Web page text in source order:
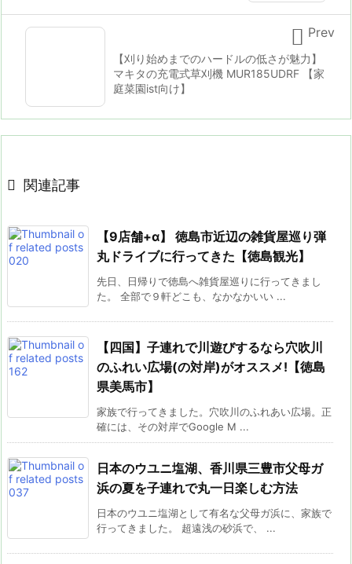
【刈り始めまでのハードルの低さが魅力】
マキタの充電式草刈機 MUR185UDRF 【家
庭菜園ist向け】
 Prev
 関連記事
【9店舗+α】 徳島市近辺の雑貨屋巡り弾
丸ドライブに行ってきた【徳島観光】
先日、日帰りで徳島へ雑貨屋巡りに行ってきまし
た。 全部で９軒どこも、なかなかいい ...
【四国】子連れで川遊びするなら穴吹川
のふれい広場(の対岸)がオススメ!【徳島
県美馬市】
家族で行ってきました。穴吹川のふれあい広場。正
確には、その対岸でGoogle M ...
日本のウユニ塩湖、香川県三豊市父母ガ
浜の夏を子連れで丸一日楽しむ方法
日本のウユニ塩湖として有名な父母ガ浜に、家族で
行ってきました。 超遠浅の砂浜で、 ...